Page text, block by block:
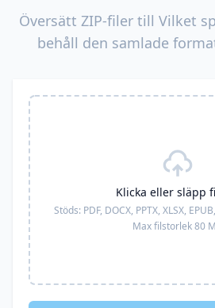
Översätt ZIP-filer till Vilket
behåll den samlade
Klicka eller släpp
Stöds: PDF, DOCX, PPTX, XLSX,
Max filstorlek 80